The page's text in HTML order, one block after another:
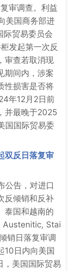
审调查。利益
美国商务部进
际贸易委员会
发起第一次反
审查若取消现
期间内，涉案
性损害是否将
年12月2日前
并最晚于2025
国国际贸易委
双反日落复审
公告，对进口
反倾销和反补
泰国和越南的
Austenitic, Stai
销日落复审调
10日内向美国
，美国国际贸易